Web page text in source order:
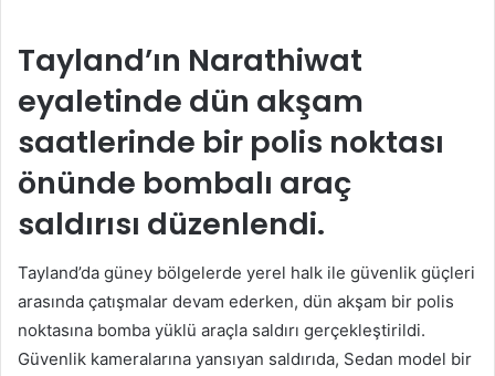
göndermek
Tayland’ın Narathiwat
eyaletinde dün akşam
saatlerinde bir polis noktası
önünde bombalı araç
saldırısı düzenlendi.
Tayland’da güney bölgelerde yerel halk ile güvenlik güçleri
arasında çatışmalar devam ederken, dün akşam bir polis
noktasına bomba yüklü araçla saldırı gerçekleştirildi.
Güvenlik kameralarına yansıyan saldırıda, Sedan model bir